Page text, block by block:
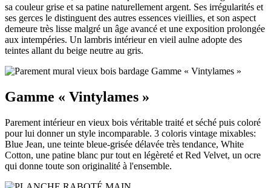
sa couleur grise et sa patine naturellement argent. Ses irrégularités et
ses gerces le distinguent des autres essences vieillies, et son aspect
demeure très lisse malgré un âge avancé et une exposition prolongée
aux intempéries. Un lambris intérieur en vieil aulne adopte des
teintes allant du beige neutre au gris.
Gamme « Vintylames »
Parement intérieur en vieux bois véritable traité et séché puis coloré
pour lui donner un style incomparable. 3 coloris vintage mixables:
Blue Jean, une teinte bleue-grisée délavée très tendance, White
Cotton, une patine blanc pur tout en légèreté et Red Velvet, un ocre
qui donne toute son originalité à l'ensemble.